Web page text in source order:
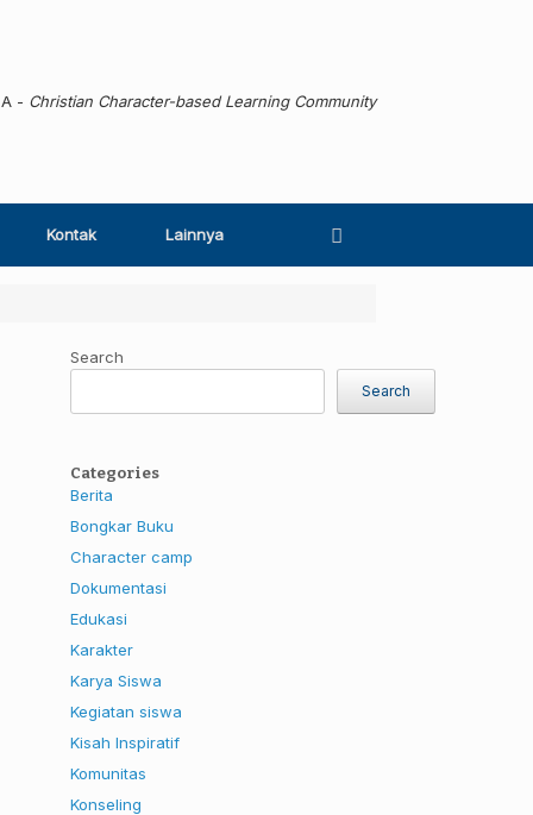
- Christian Character-based Learning Community
Kontak Lainnya
Search
Search
Categories
Berita
Bongkar Buku
Character camp
Dokumentasi
Edukasi
Karakter
Karya Siswa
Kegiatan siswa
Kisah Inspiratif
Komunitas
Konseling